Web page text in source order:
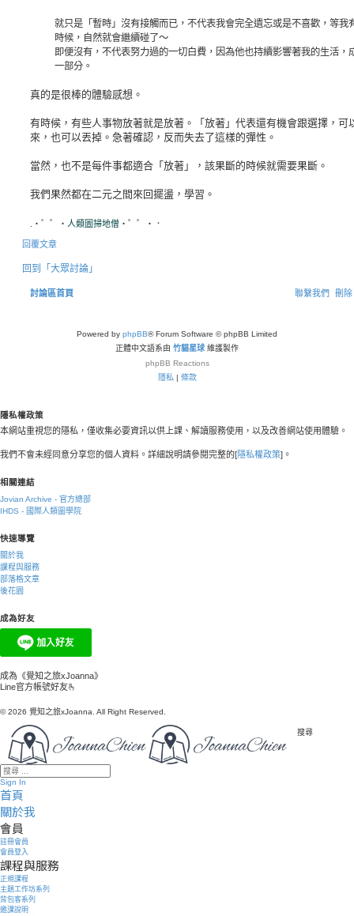
就只是「暫時」沒有接觸而已，不代表我會完全遺忘或是不喜歡，等我
時候，自然就會繼續碰了～
即便沒有，不代表努力過的一切白費，因為他也持續影響著我的生活，
一部分。
真的是很棒的體驗感想。
有時候，有些人事物放著就是放著。「放著」代表還有機會跟選擇，可
來，也可以丟掉。急著確認，反而失去了這樣的彈性。
當然，也不是每件事都適合「放著」，該果斷的時候就需要果斷。
我們果然都在二元之間來回擺盪，學習。
.・゜゜・ 人類圖掃地僧 ・゜゜・．
回覆文章
回到「大眾討論」
討論區首頁 刪
聯繫我們
Powered by phpBB® Forum Software © phpBB Limited
正體中文語系由 竹貓星球 維護製作
phpBB Reactions
隱私 | 條款
隱私權政策
本網站重視您的隱私，僅收集必要資訊以供上課、解讀服務使用，以及改善網站使用體驗。
我們不會未經同意分享您的個人資料。詳細說明請參閱完整的[隱私權政策]。
相關連結
Jovian Archive - 官方總部
IHDS - 國際人類圖學院
快速導覽
關於我
課程與服務
部落格文章
後花園
成為好友
成為《覺知之旅xJoanna》
Line官方帳號好友🫰
© 2026 覺知之旅xJoanna. All Right Reserved.
搜尋
Sign In
首頁
關於我
會員
註冊會員
會員登入
課程與服務
正規課程
主題工作坊系列
背包客系列
邀課說明